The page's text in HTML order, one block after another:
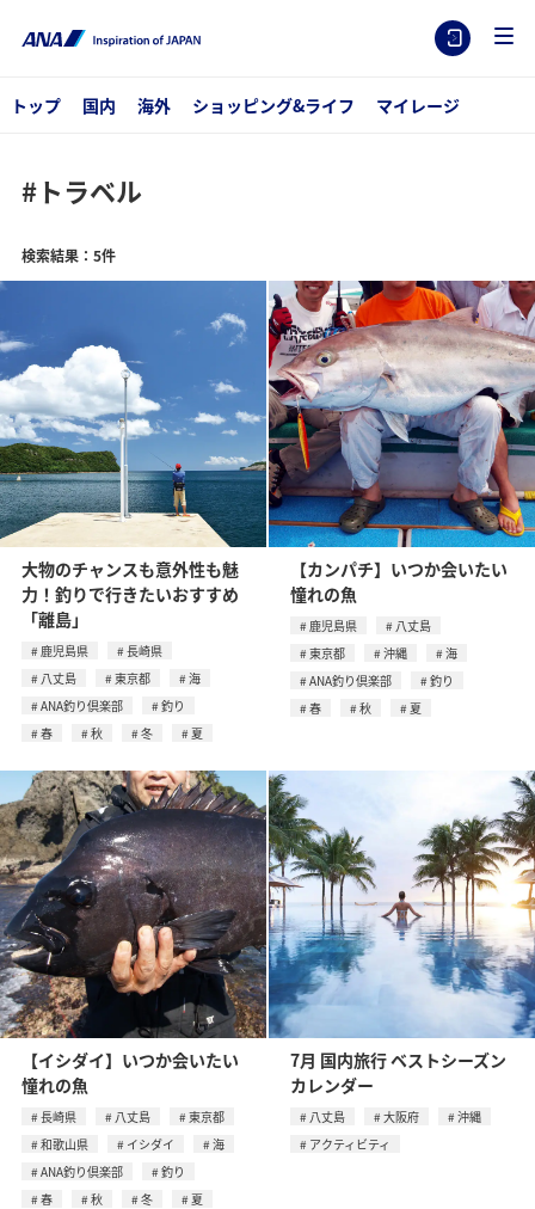
トップ 国内 海外 ショッピング&ライフ マイレージ
#トラベル
検索結果：5件
大物のチャンスも意外性も魅
力！釣りで行きたいおすすめ
「離島」
鹿児島県
長崎県
八丈島
東京都
海
ANA釣り倶楽部
釣り
春
秋 冬 夏
【カンパチ】いつか会いたい
憧れの魚
鹿児島県
八丈島
東京都
沖縄
海
ANA釣り倶楽部
釣り
春
秋 夏
【イシダイ】いつか会いたい
憧れの魚
長崎県 八丈島
東京都
和歌山県
イシダイ
海
ANA釣り倶楽部
釣り
春
秋 冬 夏
7月 国内旅行 ベストシーズン
カレンダー
八丈島 大阪府
沖縄
アクティビティ